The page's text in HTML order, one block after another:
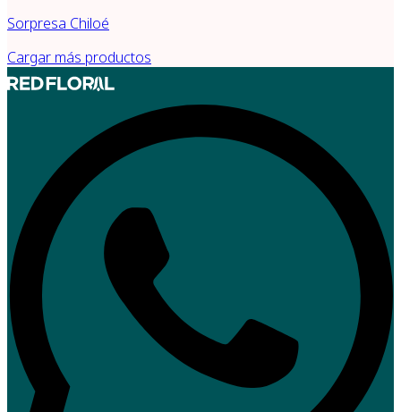
Sorpresa Chiloé
Cargar más productos